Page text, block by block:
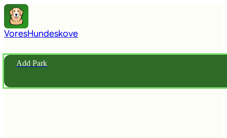
VoresHundeskove
Add Park